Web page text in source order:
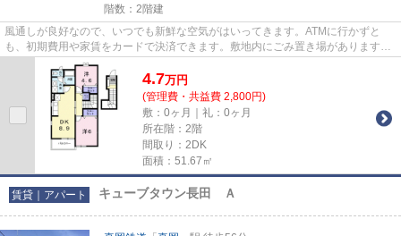
階数：2階建
風通しが良好なので、いつでも新鮮な空気がはいってきます。ATMに行かずと
も、初期費用や家賃をカードで決済できます。敷地内にごみ置き場があります。
「ピュアリティーI 三番館」の...
4.7万円
(管理費・共益費 2,800円)
敷：0ヶ月｜礼：0ヶ月
所在階：2階
間取り：2DK
面積：51.67㎡
賃貸｜アパート キューブタウン長田 Ａ